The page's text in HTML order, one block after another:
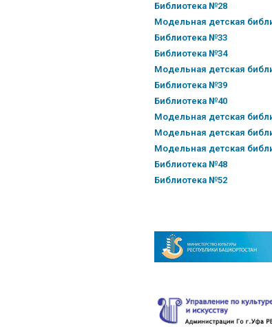
Библиотека №28
Модельная детская
Библиотека №33
Библиотека №34
Модельная детская
Библиотека №39
Библиотека №40
Модельная детская
Модельная детская
Модельная детская
Библиотека №48
Библиотека №52